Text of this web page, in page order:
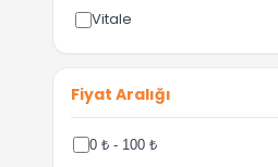
Vitale
Fiyat Aralığı
0 ₺ - 100 ₺